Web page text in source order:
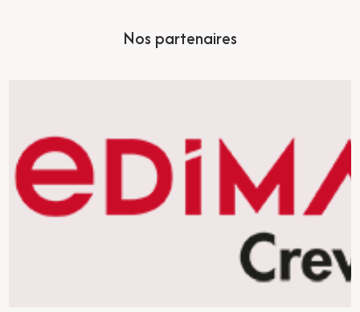
Nos partenaires